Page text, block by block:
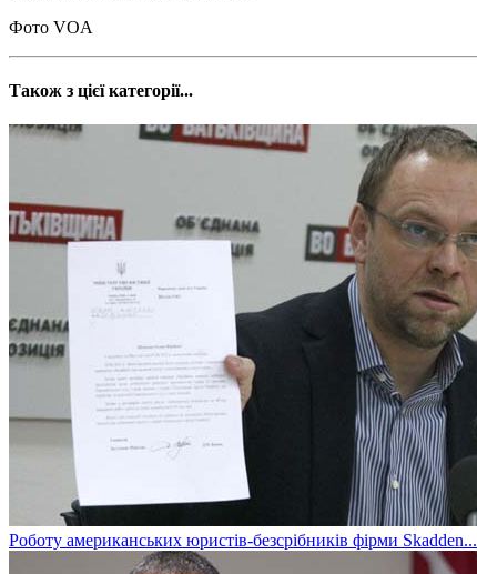
Фото VOA
Також з цієї категорії...
Роботу американських юристів-безсрібників фірми Skadden...